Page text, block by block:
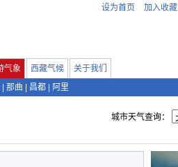
设为首页 加入收藏
气象 西藏气候
关于我们
那曲 昌都 阿里
城市天气查询：